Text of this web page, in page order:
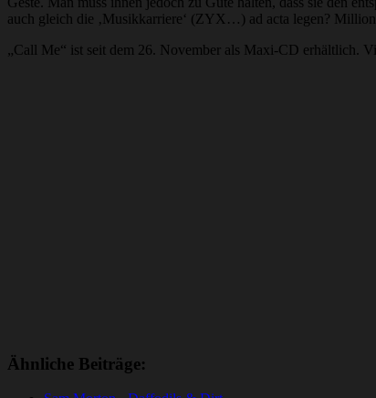
auch gleich die ‚Musikkarriere‘ (ZYX…) ad acta legen?
„Call Me“ ist seit dem 26. November als Maxi-CD erhältlich.
Ähnliche Beiträge: